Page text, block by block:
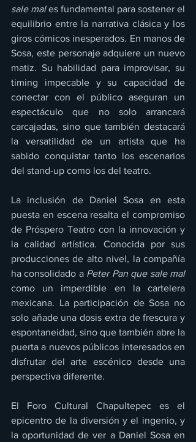
sale mal es fundamental para sostener el
equilibrio entre la narrativa clásica y los
giros cómicos inesperados. En manos de
Sosa, este personaje adquiere un nuevo
matiz. Su habilidad para improvisar, su
timing impecable y su capacidad de
conectar con el público aseguran un
espectáculo que no solo arrancará
carcajadas, sino que también destacará
la versatilidad de un artista que ha
sabido conquistar tanto los escenarios
del stand-up como los del teatro.
La inclusión de Daniel Sosa en esta
puesta en escena resalta el compromiso
de Próspero Teatro con la innovación y
la calidad artística. Conocida por sus
producciones de alto nivel, la compañía
ha consolidado a Peter Pan que sale mal
como un imperdible en la cartelera
mexicana. La participación de Sosa no
solo añade una dosis extra de frescura y
espontaneidad, sino que también abre la
puerta a nuevos públicos interesados en
disfrutar del arte escénico desde una
perspectiva diferente.
El Foro Cultural Chapultepec es el
epicentro de la diversión y el ingenio, y
la oportunidad de ver a Daniel Sosa en